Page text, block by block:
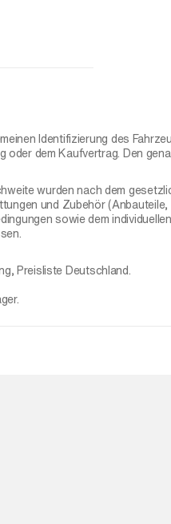
Identifizierung des
dem Kaufvertrag. Den
wurden nach dem
und Zubehör
sowie dem
Preisliste Deutschland.